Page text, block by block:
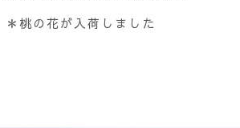
＊桃の花が入荷しました